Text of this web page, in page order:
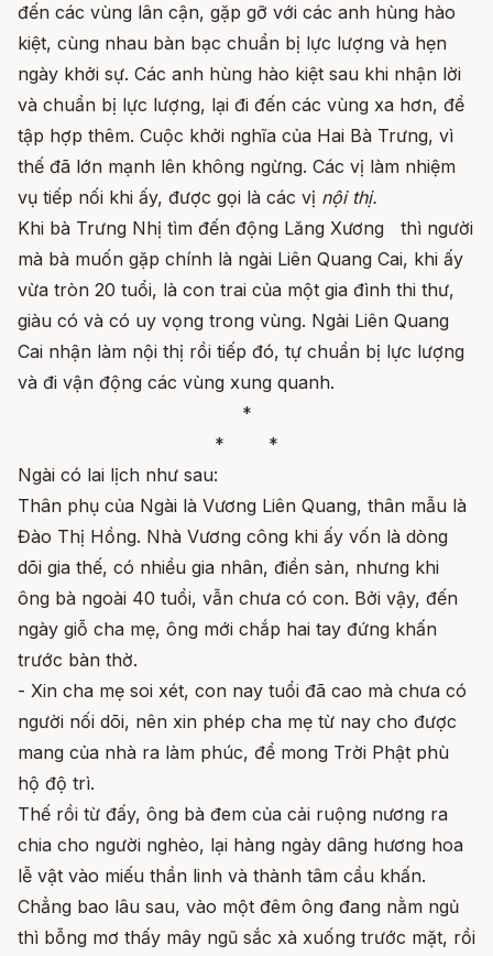
đến các vùng lân cận, gặp gỡ với các anh hùng hào
kiệt, cùng nhau bàn bạc chuẩn bị lực lượng và hẹn
ngày khởi sự. Các anh hùng hào kiệt sau khi nhận lời
và chuẩn bị lực lượng, lại đi đến các vùng xa hơn, để
tập hợp thêm. Cuộc khởi nghĩa của Hai Bà Trưng, vì
thế đã lớn mạnh lên không ngừng. Các vị làm nhiệm
vụ tiếp nối khi ấy, được gọi là các vị nội thị.
Khi bà Trưng Nhị tìm đến động Lăng Xương thì người
mà bà muốn gặp chính là ngài Liên Quang Cai, khi ấy
vừa tròn 20 tuổi, là con trai của một gia đình thi thư,
giàu có và có uy vọng trong vùng. Ngài Liên Quang
Cai nhận làm nội thị rồi tiếp đó, tự chuẩn bị lực lượng
và đi vận động các vùng xung quanh.
*
* *
Ngài có lai lịch như sau:
Thân phụ của Ngài là Vương Liên Quang, thân mẫu là
Đào Thị Hồng. Nhà Vương công khi ấy vốn là dòng
dõi gia thế, có nhiều gia nhân, điền sản, nhưng khi
ông bà ngoài 40 tuổi, vẫn chưa có con. Bởi vậy, đến
ngày giỗ cha mẹ, ông mới chắp hai tay đứng khấn
trước bàn thờ.
- Xin cha mẹ soi xét, con nay tuổi đã cao mà chưa có
người nối dõi, nên xin phép cha mẹ từ nay cho được
mang của nhà ra làm phúc, để mong Trời Phật phù
hộ độ trì.
Thế rồi từ đấy, ông bà đem của cải ruộng nương ra
chia cho người nghèo, lại hàng ngày dâng hương hoa
lễ vật vào miếu thần linh và thành tâm cầu khấn.
Chẳng bao lâu sau, vào một đêm ông đang nằm ngủ
thì bỗng mơ thấy mây ngũ sắc xà xuống trước mặt, rồi